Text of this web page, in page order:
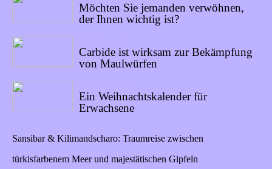
Möchten Sie jemanden verwöhnen,
der Ihnen wichtig ist?
Carbide ist wirksam zur Bekämpfung
von Maulwürfen
Ein Weihnachtskalender für
Erwachsene
Sansibar & Kilimandscharo: Traumreise zwischen
türkisfarbenem Meer und majestätischen Gipfeln